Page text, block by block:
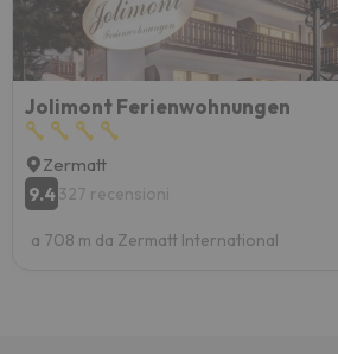
Jolimont Ferienwohnungen
Zermatt
9.4327 recensioni
a 708 m da Zermatt International